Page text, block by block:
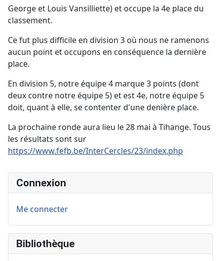
George et Louis Vansilliette) et occupe la 4e place du
classement.
Ce fut plus difficile en division 3 où nous ne ramenons
aucun point et occupons en conséquence la dernière
place.
En division 5, notre équipe 4 marque 3 points (dont
deux contre notre équipe 5) et est 4e, notre équipe 5
doit, quant à elle, se contenter d'une denière place.
La prochaine ronde aura lieu le 28 mai à Tihange. Tous
les résultats sont sur
https://www.fefb.be/InterCercles/23/index.php
Connexion
Me connecter
Bibliothèque